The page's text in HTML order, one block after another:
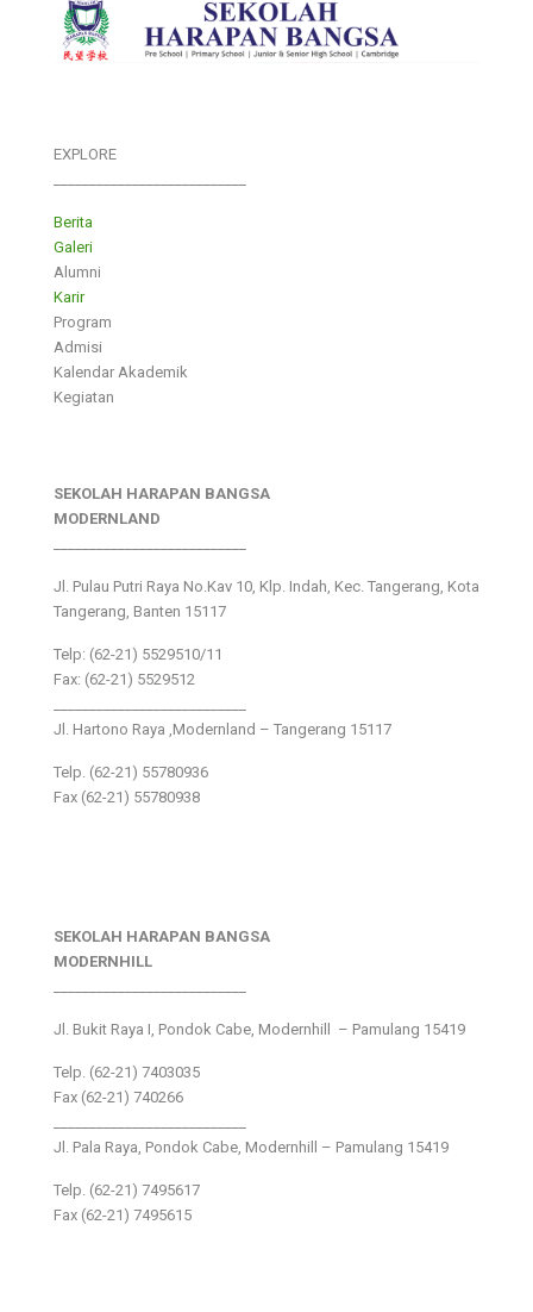
EXPLORE
Berita
Galeri
Alumni
Karir
Program
Admisi
Kalendar Akademik
Kegiatan
SEKOLAH HARAPAN BANGSA
MODERNLAND
Jl. Pulau Putri Raya No.Kav 10, Klp. Indah, Kec. Tangerang, Kota
Tangerang, Banten 15117
Telp: (62-21) 5529510/11
Fax: (62-21) 5529512
Jl. Hartono Raya ,Modernland – Tangerang 15117
Telp. (62-21) 55780936
Fax (62-21) 55780938
SEKOLAH HARAPAN BANGSA
MODERNHILL
Jl. Bukit Raya I, Pondok Cabe, Modernhill – Pamulang 15419
Telp. (62-21) 7403035
Fax (62-21) 740266
Jl. Pala Raya, Pondok Cabe, Modernhill – Pamulang 15419
Telp. (62-21) 7495617
Fax (62-21) 7495615